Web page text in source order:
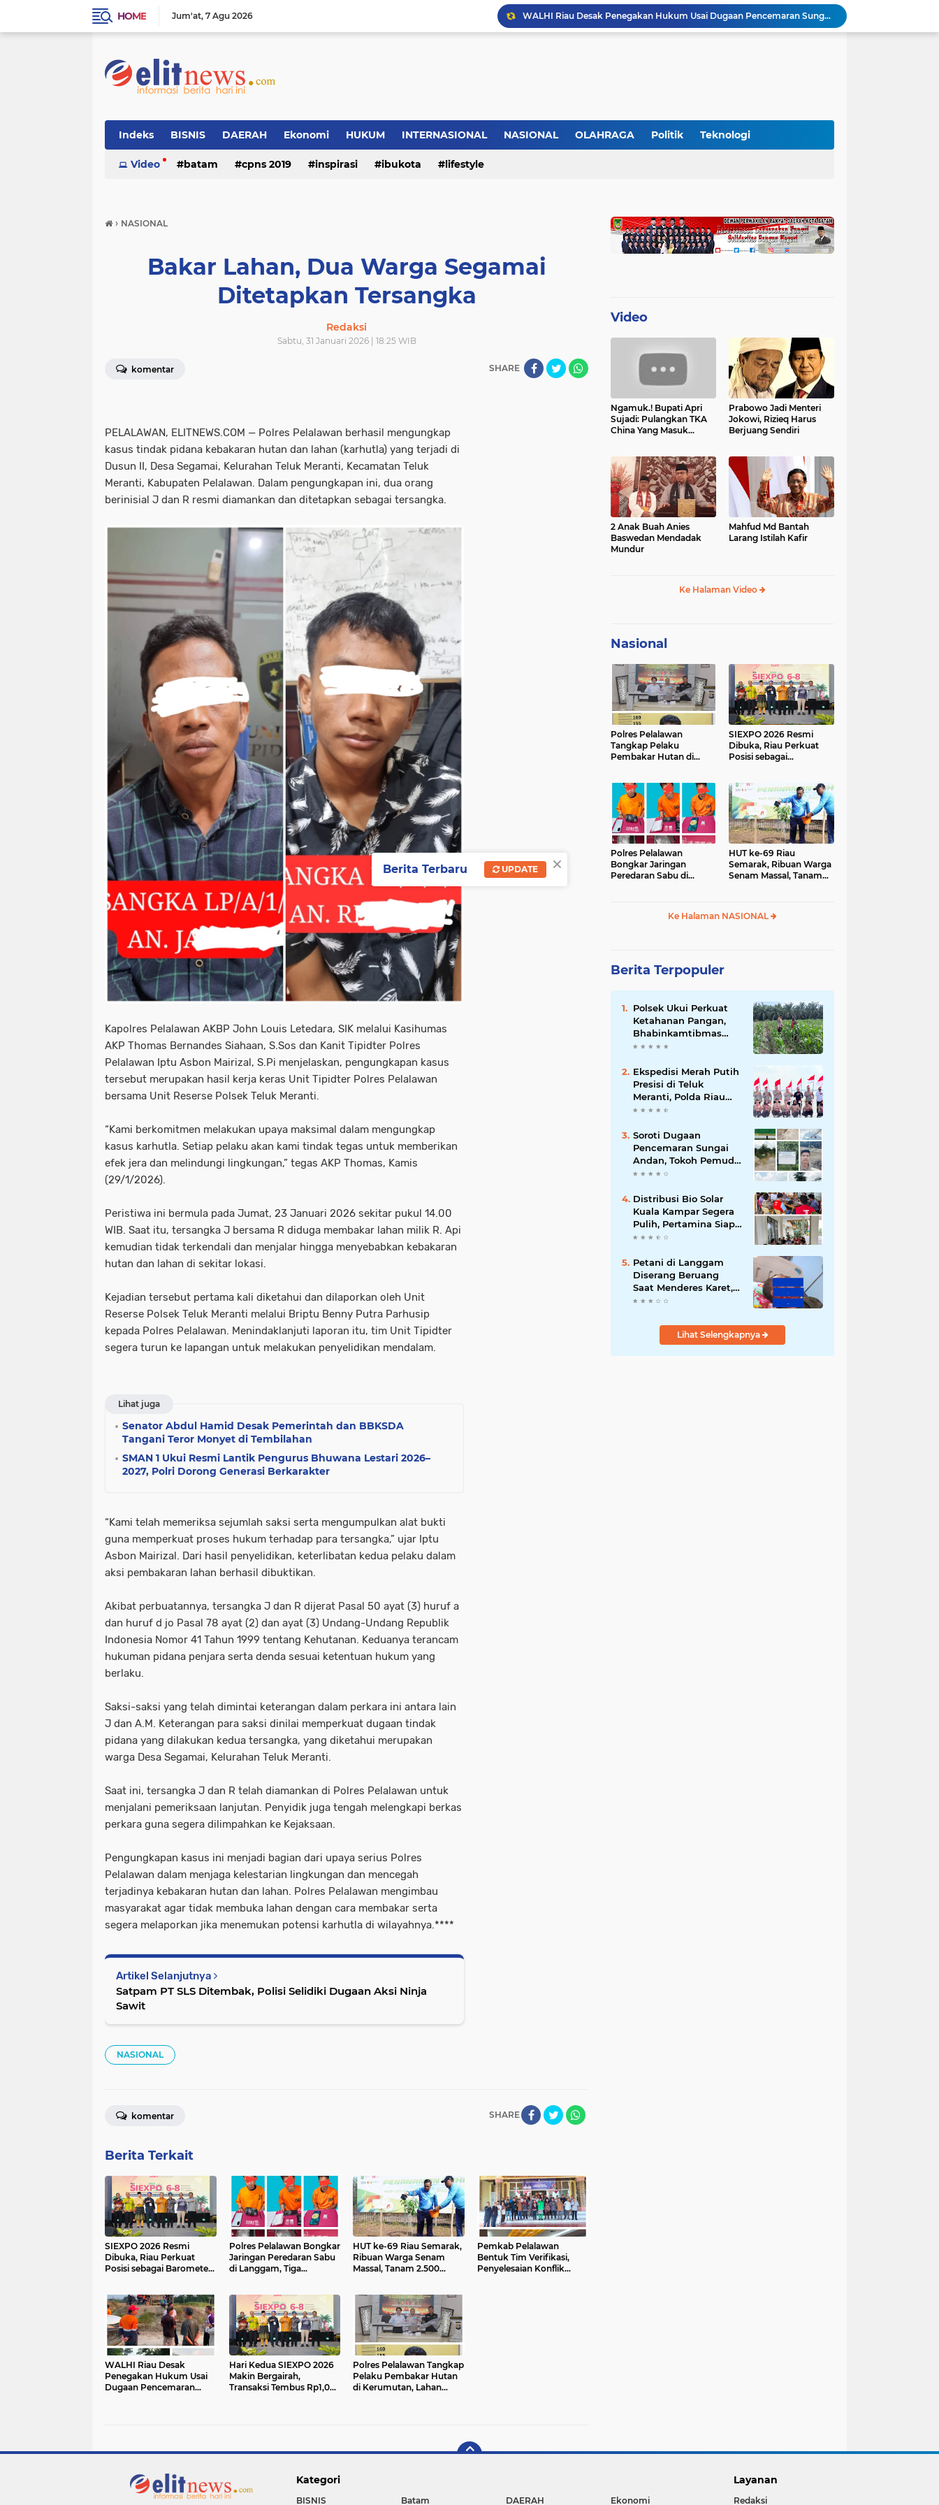
HOME Jum'at 7 Agu 2026
WALHI Riau Desak Penegakan Hukum Usai Dugaan Pencemaran Sungai Reteh oleh Aktivitas Tambang PT BPP
BBKSDA Riau Perkuat Sinergi Tangani Teror Monyet di Tembilahan, Keselamatan Warga Jadi Prioritas
Pemkab Pelalawan Bentuk Tim Verifikasi, Penyelesaian Konflik Lahan PT Arara Abadi dan Warga Mak Teduh Masuki Babak Baru
Indeks BISNIS DAERAH Ekonomi HUKUM INTERNASIONAL NASIONAL OLAHRAGA Politik Teknologi
Video batam cpns 2019 inspirasi ibukota lifestyle
› NASIONAL
Bakar Lahan, Dua Warga Segamai
Ditetapkan Tersangka
Redaksi
Sabtu, 31 Januari 2026 | 18:25 WIB
komentar SHARE
PELALAWAN, ELITNEWS.COM — Polres Pelalawan berhasil mengungkap
kasus tindak pidana kebakaran hutan dan lahan (karhutla) yang terjadi di
Dusun II, Desa Segamai, Kelurahan Teluk Meranti, Kecamatan Teluk
Meranti, Kabupaten Pelalawan. Dalam pengungkapan ini, dua orang
berinisial J dan R resmi diamankan dan ditetapkan sebagai tersangka.
Kapolres Pelalawan AKBP John Louis Letedara, SIK melalui Kasihumas
AKP Thomas Bernandes Siahaan, S.Sos dan Kanit Tipidter Polres
Pelalawan Iptu Asbon Mairizal, S.Pi menjelaskan, pengungkapan kasus
tersebut merupakan hasil kerja keras Unit Tipidter Polres Pelalawan
bersama Unit Reserse Polsek Teluk Meranti.
“Kami berkomitmen melakukan upaya maksimal dalam mengungkap
kasus karhutla. Setiap pelaku akan kami tindak tegas untuk memberikan
efek jera dan melindungi lingkungan,” tegas AKP Thomas, Kamis
(29/1/2026).
Peristiwa ini bermula pada Jumat, 23 Januari 2026 sekitar pukul 14.00
WIB. Saat itu, tersangka J bersama R diduga membakar lahan milik R. Api
kemudian tidak terkendali dan menjalar hingga menyebabkan kebakaran
hutan dan lahan di sekitar lokasi.
Kejadian tersebut pertama kali diketahui dan dilaporkan oleh Unit
Reserse Polsek Teluk Meranti melalui Briptu Benny Putra Parhusip
kepada Polres Pelalawan. Menindaklanjuti laporan itu, tim Unit Tipidter
segera turun ke lapangan untuk melakukan penyelidikan mendalam.
Lihat juga
Senator Abdul Hamid Desak Pemerintah dan BBKSDA
Tangani Teror Monyet di Tembilahan
SMAN 1 Ukui Resmi Lantik Pengurus Bhuwana Lestari 2026–
2027, Polri Dorong Generasi Berkarakter
“Kami telah memeriksa sejumlah saksi serta mengumpulkan alat bukti
guna memperkuat proses hukum terhadap para tersangka,” ujar Iptu
Asbon Mairizal. Dari hasil penyelidikan, keterlibatan kedua pelaku dalam
aksi pembakaran lahan berhasil dibuktikan.
Akibat perbuatannya, tersangka J dan R dijerat Pasal 50 ayat (3) huruf a
dan huruf d jo Pasal 78 ayat (2) dan ayat (3) Undang-Undang Republik
Indonesia Nomor 41 Tahun 1999 tentang Kehutanan. Keduanya terancam
hukuman pidana penjara serta denda sesuai ketentuan hukum yang
berlaku.
Saksi-saksi yang telah dimintai keterangan dalam perkara ini antara lain
J dan A.M. Keterangan para saksi dinilai memperkuat dugaan tindak
pidana yang dilakukan kedua tersangka, yang diketahui merupakan
warga Desa Segamai, Kelurahan Teluk Meranti.
Saat ini, tersangka J dan R telah diamankan di Polres Pelalawan untuk
menjalani pemeriksaan lanjutan. Penyidik juga tengah melengkapi berkas
perkara guna segera dilimpahkan ke Kejaksaan.
Pengungkapan kasus ini menjadi bagian dari upaya serius Polres
Pelalawan dalam menjaga kelestarian lingkungan dan mencegah
terjadinya kebakaran hutan dan lahan. Polres Pelalawan mengimbau
masyarakat agar tidak membuka lahan dengan cara membakar serta
segera melaporkan jika menemukan potensi karhutla di wilayahnya.****
Artikel Selanjutnya
Satpam PT SLS Ditembak, Polisi Selidiki Dugaan Aksi Ninja
Sawit
NASIONAL
SHARE
komentar
Berita Terkait
SIEXPO 2026 Resmi
Dibuka, Riau Perkuat
Posisi sebagai Barometer
Polres Pelalawan Bongkar
Jaringan Peredaran Sabu
di Langgam, Tiga
HUT ke-69 Riau Semarak,
Ribuan Warga Senam
Massal, Tanam 2.500
Pemkab Pelalawan
Bentuk Tim Verifikasi,
Penyelesaian Konflik
WALHI Riau Desak
Penegakan Hukum Usai
Dugaan Pencemaran
Hari Kedua SIEXPO 2026
Makin Bergairah,
Transaksi Tembus Rp1,05
Polres Pelalawan Tangkap
Pelaku Pembakar Hutan
di Kerumutan, Lahan
Video
Ngamuk.! Bupati Apri
Sujadi: Pulangkan TKA
China Yang Masuk
Prabowo Jadi Menteri
Jokowi, Rizieq Harus
Berjuang Sendiri
2 Anak Buah Anies
Baswedan Mendadak
Mundur
Mahfud Md Bantah
Larang Istilah Kafir
Ke Halaman Video
Nasional
Polres Pelalawan
Tangkap Pelaku
Pembakar Hutan di
Kebun Sawit
SIEXPO 2026 Resmi
Dibuka, Riau Perkuat
Posisi sebagai
Polres Pelalawan
Bongkar Jaringan
Peredaran Sabu di
HUT ke-69 Riau
Semarak, Ribuan Warga
Senam Massal, Tanam
Ke Halaman NASIONAL
Berita Terpopuler
Polsek Ukui Perkuat
Ketahanan Pangan,
Bhabinkamtibmas
Pantau Pertumbuhan
Air Hitam
Ekspedisi Merah Putih
Presisi di Teluk
Meranti, Polda Riau
dan Polres Pelalawan
Demi Negeri
Soroti Dugaan
Pencemaran Sungai
Andan, Tokoh Pemuda
Desak Investigasi PT
Distribusi Bio Solar
Kuala Kampar Segera
Pulih, Pertamina Siap
Bergerak
Petani di Langgam
Diserang Beruang
Saat Menderes Karet,
BBKSDA Riau
Lihat Selengkapnya
Kategori
BISNIS Batam DAERAH Ekonomi
Layanan
Redaksi
×
Berita Terbaru UPDATE